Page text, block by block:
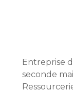
Entreprise
seconde